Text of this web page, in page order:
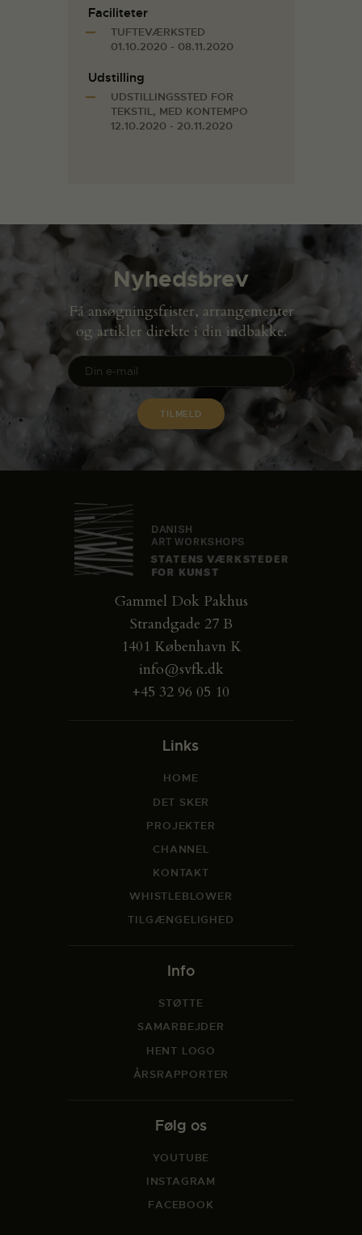
Faciliteter
TUFTEVÆRKSTED
01.10.2020 - 08.11.2020
Udstilling
UDSTILLINGSSTED FOR
TEKSTIL, MED KONTEMPO
12.10.2020 - 20.11.2020
Nyhedsbrev
Få ansøgningsfrister, arrangementer
og artikler direkte i din indbakke.
Gammel Dok Pakhus
Strandgade 27 B
1401 København K
info@svfk.dk
+45 32 96 05 10
Links
HOME
DET SKER
PROJEKTER
CHANNEL
KONTAKT
WHISTLEBLOWER
TILGÆNGELIGHED
Info
STØTTE
SAMARBEJDER
HENT LOGO
ÅRSRAPPORTER
Følg os
YOUTUBE
INSTAGRAM
FACEBOOK